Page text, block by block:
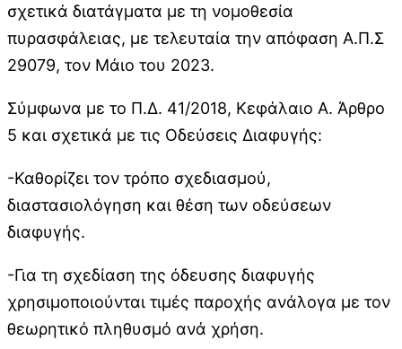
σχετικά διατάγματα με τη νομοθεσία
πυρασφάλειας, με τελευταία την απόφαση Α.Π.Σ
29079, τον Μάιο του 2023.
Σύμφωνα με το Π.Δ. 41/2018, Κεφάλαιο Α. Άρθρο
5 και σχετικά με τις Οδεύσεις Διαφυγής:
-Καθορίζει τον τρόπο σχεδιασμού,
διαστασιολόγηση και θέση των οδεύσεων
διαφυγής.
-Για τη σχεδίαση της όδευσης διαφυγής
χρησιμοποιούνται τιμές παροχής ανάλογα με τον
θεωρητικό πληθυσμό ανά χρήση.